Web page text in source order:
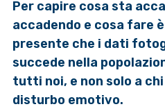
Per capire cosa sta
accadendo e cosa fare
presente che i dati
succede nella
tutti noi, e non solo a
disturbo emotivo.